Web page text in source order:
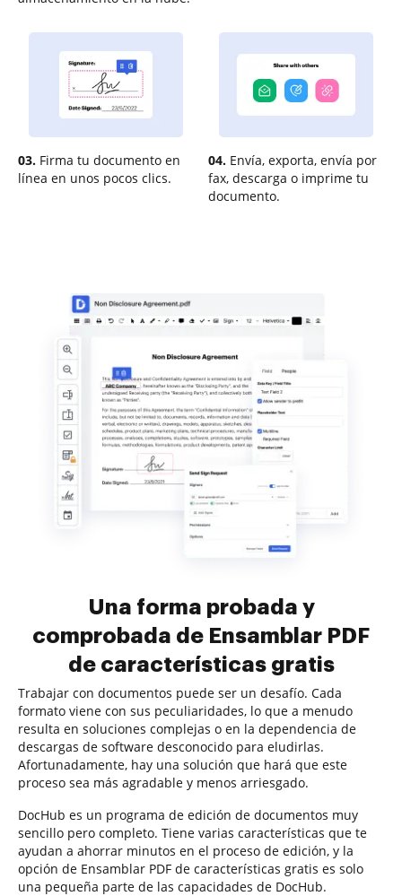
03. Firma tu documento en
línea en unos pocos clics.
04. Envía, exporta, envía por
fax, descarga o imprime tu
documento.
Una forma probada y
comprobada de Ensamblar PDF
de características gratis
Trabajar con documentos puede ser un desafío. Cada
formato viene con sus peculiaridades, lo que a menudo
resulta en soluciones complejas o en la dependencia de
descargas de software desconocido para eludirlas.
Afortunadamente, hay una solución que hará que este
proceso sea más agradable y menos arriesgado.
DocHub es un programa de edición de documentos muy
sencillo pero completo. Tiene varias características que te
ayudan a ahorrar minutos en el proceso de edición, y la
opción de Ensamblar PDF de características gratis es solo
una pequeña parte de las capacidades de DocHub.